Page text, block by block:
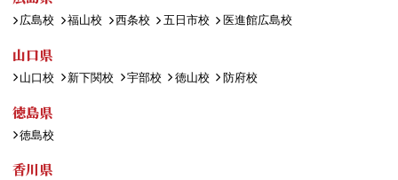
広島校 福山校 西条校 五日市校 医進館広島校
山口県
山口校 新下関校 宇部校 徳山校 防府校
徳島県
徳島校
香川県